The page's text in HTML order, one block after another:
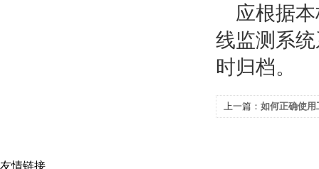
应根据本
线监测系
时归档。
上一篇： 如何正确使用
友情链接